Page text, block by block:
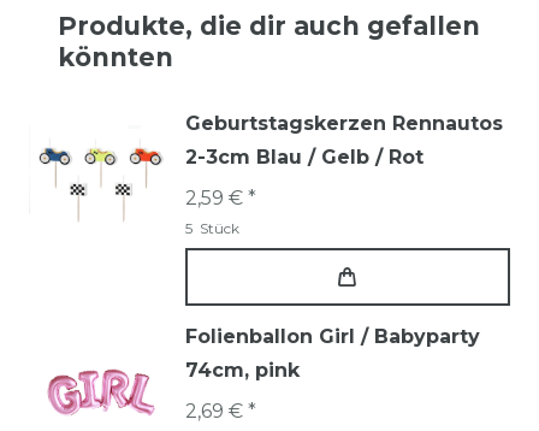
Produkte, die dir auch gefallen
könnten
Geburtstagskerzen Rennautos
2-3cm Blau / Gelb / Rot
2,59 € *
5 Stück
Folienballon Girl / Babyparty
74cm, pink
2,69 € *